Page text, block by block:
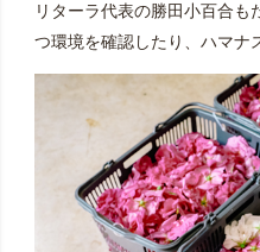
リターラ代表の勝田小百合
つ環境を確認したり、ハマナ